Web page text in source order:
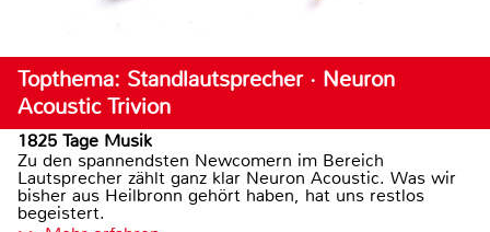
Topthema: Standlautsprecher · Neuron
Acoustic Trivion
1825 Tage Musik
Zu den spannendsten Newcomern im Bereich
Lautsprecher zählt ganz klar Neuron Acoustic. Was wir
bisher aus Heilbronn gehört haben, hat uns restlos
begeistert.